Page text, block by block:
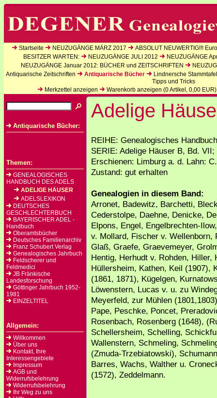
Startseite NEUZUGÄNGE MÄRZ 2017
ABSOLUT NEUWERTIG!!!
BESITZER WARTEN:
NEUZUGÄNGE JULI 2012
NEUZUGÄNGE
NEUZUGÄNGE Januar 2012: BÜCHER und ZEITSCHRIFTEN
Antiquarische Zeitschriften
Antiquarische Bücher
Lindnersche
Tipps und Tricks
Merkzettel anzeigen
Warenkorb anzeigen (0Artikel, 0,00 EUR)
Antiquarische Bücher:
Themen:
GENEALOGISCHES
HANDBUCH DES ADELS
ADELIGE HÄUSER
ADELSLEXIKON
DEUTSCHES
GESCHLECHTERBUCH
BAYERISCHER ADEL -
Handbuch
Oberamtsbücher
Deutsches Familienarchiv
Franz Schubert Verlag
Genealogisches Jahrbuch
Feldscherer und
Feldmedici
JB Fränkische
Landesforschung
Göttinger Jahrbuch 1952-
1981
EINZELTITEL
Allgemein:
Willkommen
Über uns
Kontakt, Ihre
Interessengebiete
Impressum
AGB und
Widerrufsbelehrung
Widerrufsbelehrung
Ihr Weg zu uns
Adelige
REIHE: Genealogisches
SERIE: Adelige Häuser B, Bd. VII;
Erschienen: Limburg a. d. Lahn:
Zustand: gut erhalten
Genealogien in diesem Band:
Arronet, Badewitz, Barchetti,
Cederstolpe, Daehne, Denicke,
Elpons, Engel, Engelbrechten-
v. Mollard, Fischer v. Wellenborn,
Glaß, Graefe, Graevemeyer,
Hentig, Herhudt v. Rohden, Hiller,
Hüllersheim, Kathen, Keil (1907),
(1861, 1871), Kügelgen,
Löwenstern, Lucas v. u. zu
Meyerfeld, zur Mühlen
Pape, Peschke, Poncet,
Rosenbach, Rosenberg (1648),
Schellersheim, Schelling,
Wallenstern, Schmeling,
(Zmuda-Trzebiatowski),
Barres, Wachs, Walther u.
(1572), Zeddelmann.